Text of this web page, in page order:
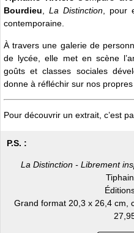
Bourdieu, La Distinction, pour
contemporaine.
À travers une galerie de
de lycée, elle met en scène
goûts et classes sociales
donne à réfléchir sur nos
Pour découvrir un extrait, c’est
P.S. :
La Distinction - Librement
Grand format 20,3 x 26,4 cm,